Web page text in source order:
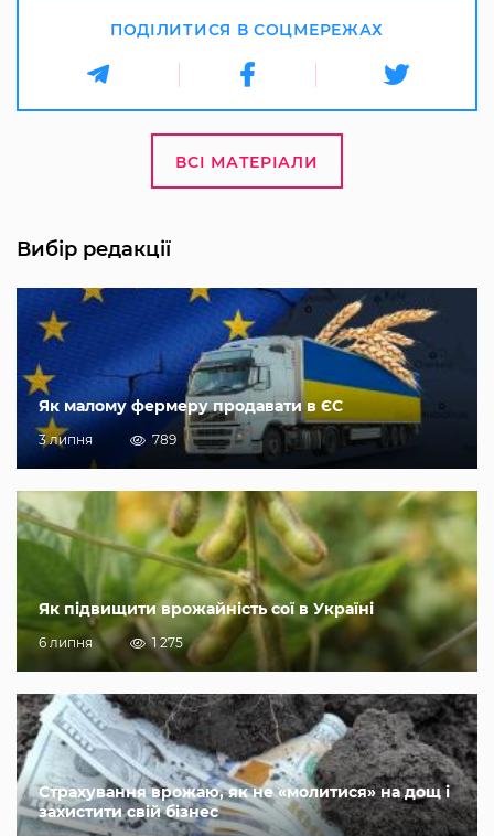
ПОДІЛИТИСЯ В СОЦМЕРЕЖАХ
ВСІ МАТЕРІАЛИ
Вибір редакції
Як малому фермеру продавати в ЄС
3 липня 789
Як підвищити врожайність сої в Україні
6 липня 1 275
Страхування врожаю, як не «молитися» на дощ і
захистити свій бізнес